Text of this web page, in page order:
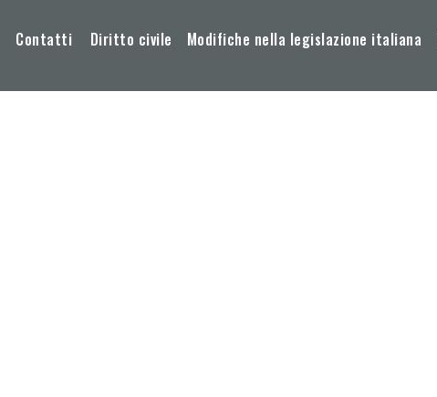
Contatti Diritto civile Modifiche nella legislazione italiana